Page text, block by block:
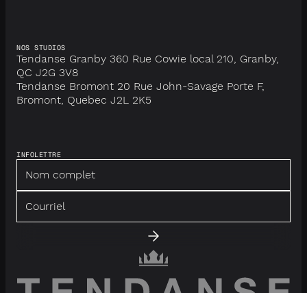
NOS STUDIOS
Tendanse Granby 360 Rue Cowie local 210, Granby,
QC J2G 3V8
Tendanse Bromont 20 Rue John-Savage Porte F,
Bromont, Quebec J2L 2K5
INFOLETTRE